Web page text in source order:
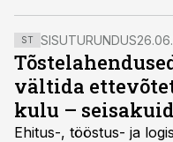
liikunud.
ST SISUTURUNDUS
vältida
kulu – seisakuid
Ehitus-, tööstus- ja